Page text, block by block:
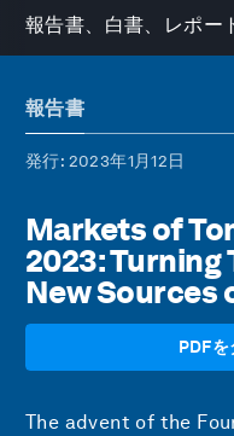
報告書、白書、レポー
報告書
発行: 2023年1月12日
Markets of
2023:
New Sources
PDF
The advent of the